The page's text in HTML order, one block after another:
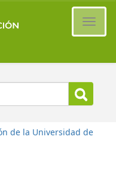
de la Universidad de